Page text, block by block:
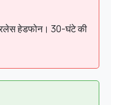
हेडफोन। 30-घंटे की